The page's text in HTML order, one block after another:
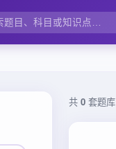
共 0 套题库